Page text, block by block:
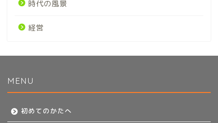
時代の風景
経営
MENU
初めてのかたへ